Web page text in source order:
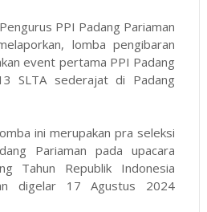
PPI Padang Pariaman
lomba pengibaran
event pertama PPI Padang
SLTA sederajat di Padang
ini merupakan pra seleksi
Pariaman pada upacara
Tahun Republik Indonesia
digelar 17 Agustus 2024